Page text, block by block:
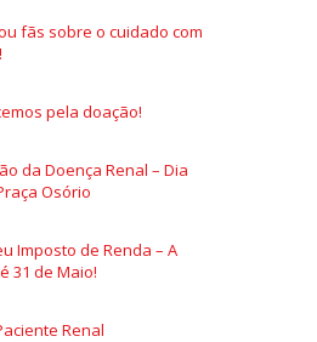
fãs sobre o cuidado com
pela doação!
da Doença Renal – Dia
Osório
Imposto de Renda – A
31 de Maio!
Renal